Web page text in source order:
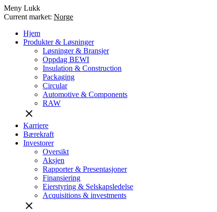
Meny Lukk
Current market: Norge
Hjem
Produkter & Løsninger
Løsninger & Bransjer
Oppdag BEWI
Insulation & Construction
Packaging
Circular
Automotive & Components
RAW
close
Karriere
Bærekraft
Investorer
Oversikt
Aksjen
Rapporter & Presentasjoner
Finansiering
Eierstyring & Selskapsledelse
Acquisitions & investments
close